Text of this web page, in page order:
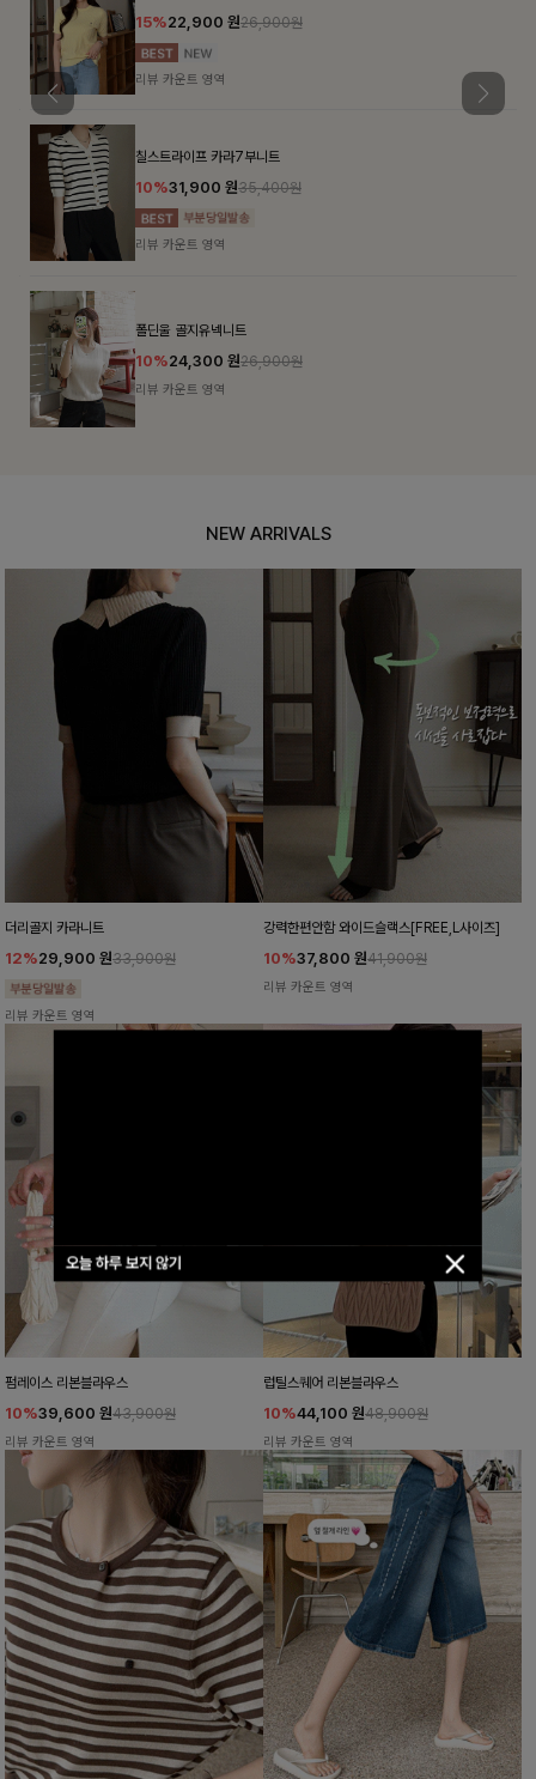
오늘 하루 보지 않기
15%22,900원26,900원
리뷰 카운트 영역
칠스트라이프 카라7부니트
10%31,900원35,400원
리뷰 카운트 영역
폴딘울 골지유넥니트
10%24,300원26,900원
리뷰 카운트 영역
NEW ARRIVALS
더리골지 카라니트
12%29,900 원33,900원
리뷰 카운트 영역
강력한편안함 와이드슬랙스[FREE,L사이즈]
10%37,800 원41,900원
리뷰 카운트 영역
펌레이스 리본블라우스
10%39,600 원43,900원
리뷰 카운트 영역
럽틸스퀘어 리본블라우스
10%44,100 원48,900원
리뷰 카운트 영역